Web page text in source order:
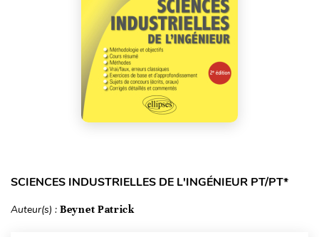
SCIENCES INDUSTRIELLES DE L'INGÉNIEUR PT/PT*
Auteur(s) : Beynet Patrick